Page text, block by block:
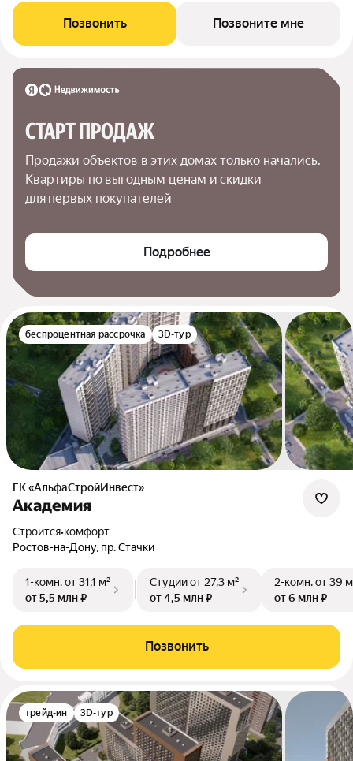
Позвонить Позвоните мне
СТАРТ ПРОДАЖ
Продажи объектов в этих домах только начались.
Квартиры по выгодным ценам и скидки
для первых покупателей
Подробнее
беспроцентная рассрочка 3D-тур
ГК «АльфаСтройИнвест»
Академия
Строится•комфорт
Ростов-на-Дону, пр. Стачки
1-комн.от 31,1 м²
от 5,5 млн ₽
Студииот 27,3 м²
от 4,5 млн ₽
2-комн.от 39
от 6 млн ₽
Позвонить
трейд-ин 3D-тур